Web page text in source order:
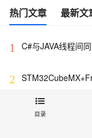
目录
热门文章 最新文
1 C#与JAVA线程间
2
Java常用的线程安